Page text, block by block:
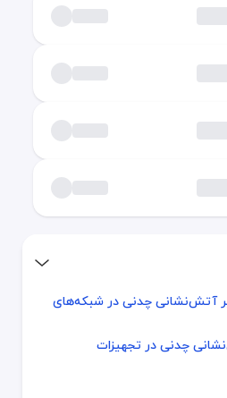
آتش‌نشانی چدنی در شبکه‌های اطفا
آتش‌نشانی چدنی در شبکه‌های
چدنی در تجهیزات